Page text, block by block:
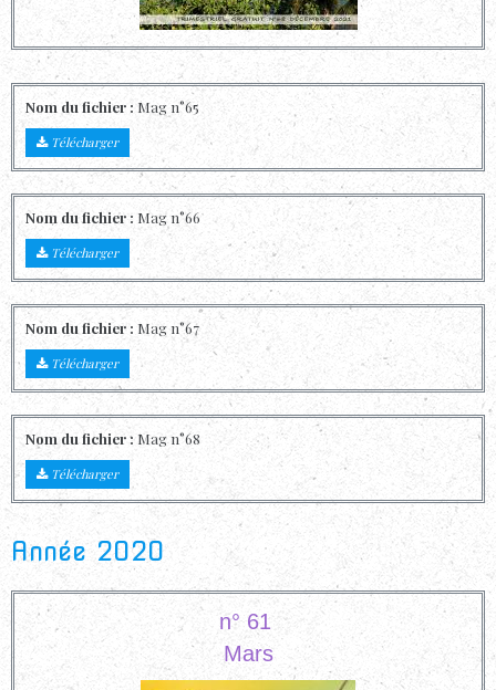
Nom du fichier : Mag n°65
Télécharger
Nom du fichier : Mag n°66
Télécharger
Nom du fichier : Mag n°67
Télécharger
Nom du fichier : Mag n°68
Télécharger
Année 2020
n° 61
Mars